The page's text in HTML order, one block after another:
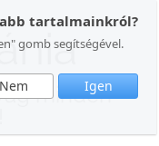
tartalmainkról?
gomb segítségével.
Nem Igen
minden